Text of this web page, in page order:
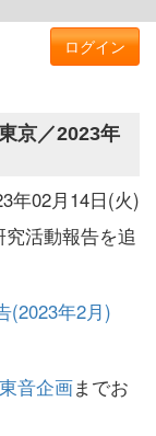
ログイン
京／2023年
年02月14日(火)
活動報告を追
(2023年2月)
東音企画までお